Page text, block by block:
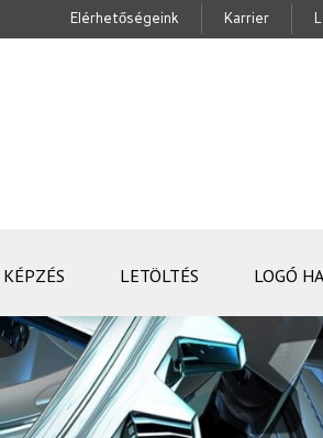
Elérhetőségeink Karrier
KÉPZÉS LETÖLTÉS LOGÓ